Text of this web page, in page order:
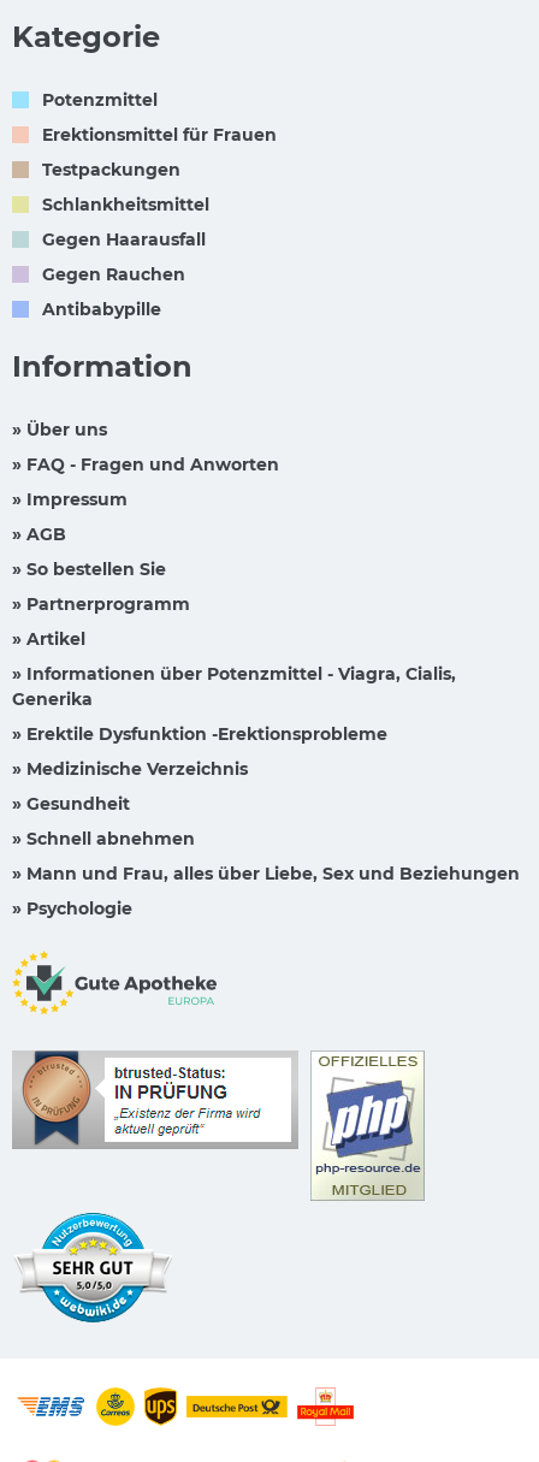
Kategorie
Potenzmittel
Erektionsmittel für Frauen
Testpackungen
Schlankheitsmittel
Gegen Haarausfall
Gegen Rauchen
Antibabypille
Information
» Über uns
» FAQ - Fragen und Anworten
» Impressum
» AGB
» So bestellen Sie
» Partnerprogramm
» Artikel
» Informationen über Potenzmittel - Viagra, Cialis,
Generika
» Erektile Dysfunktion -Erektionsprobleme
» Medizinische Verzeichnis
» Gesundheit
» Schnell abnehmen
» Mann und Frau, alles über Liebe, Sex und Beziehungen
» Psychologie